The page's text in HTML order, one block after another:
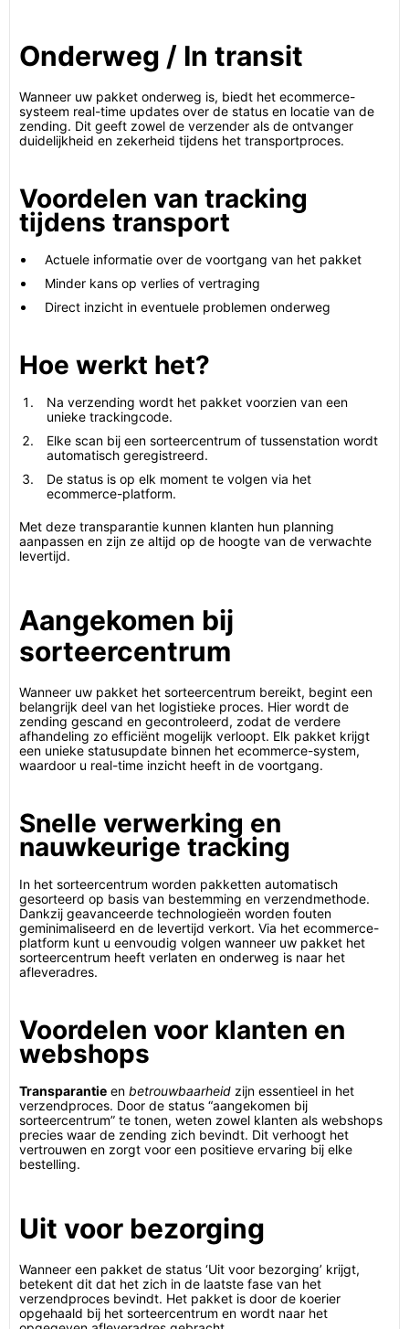
Onderweg / In transit
Wanneer uw pakket onderweg is, biedt het ecommerce-
systeem real-time updates over de status en locatie van de
zending. Dit geeft zowel de verzender als de ontvanger
duidelijkheid en zekerheid tijdens het transportproces.
Voordelen van tracking
tijdens transport
Actuele informatie over de voortgang van het pakket
Minder kans op verlies of vertraging
Direct inzicht in eventuele problemen onderweg
Hoe werkt het?
Na verzending wordt het pakket voorzien van een
unieke trackingcode.
Elke scan bij een sorteercentrum of tussenstation wordt
automatisch geregistreerd.
De status is op elk moment te volgen via het
ecommerce-platform.
Met deze transparantie kunnen klanten hun planning
aanpassen en zijn ze altijd op de hoogte van de verwachte
levertijd.
Aangekomen bij
sorteercentrum
Wanneer uw pakket het sorteercentrum bereikt, begint een
belangrijk deel van het logistieke proces. Hier wordt de
zending gescand en gecontroleerd, zodat de verdere
afhandeling zo efficiënt mogelijk verloopt. Elk pakket krijgt
een unieke statusupdate binnen het ecommerce-system,
waardoor u real-time inzicht heeft in de voortgang.
Snelle verwerking en
nauwkeurige tracking
In het sorteercentrum worden pakketten automatisch
gesorteerd op basis van bestemming en verzendmethode.
Dankzij geavanceerde technologieën worden fouten
geminimaliseerd en de levertijd verkort. Via het ecommerce-
platform kunt u eenvoudig volgen wanneer uw pakket het
sorteercentrum heeft verlaten en onderweg is naar het
afleveradres.
Voordelen voor klanten en
webshops
Transparantie en betrouwbaarheid zijn essentieel in het
verzendproces. Door de status “aangekomen bij
sorteercentrum” te tonen, weten zowel klanten als webshops
precies waar de zending zich bevindt. Dit verhoogt het
vertrouwen en zorgt voor een positieve ervaring bij elke
bestelling.
Uit voor bezorging
Wanneer een pakket de status ‘Uit voor bezorging’ krijgt,
betekent dit dat het zich in de laatste fase van het
verzendproces bevindt. Het pakket is door de koerier
opgehaald bij het sorteercentrum en wordt naar het